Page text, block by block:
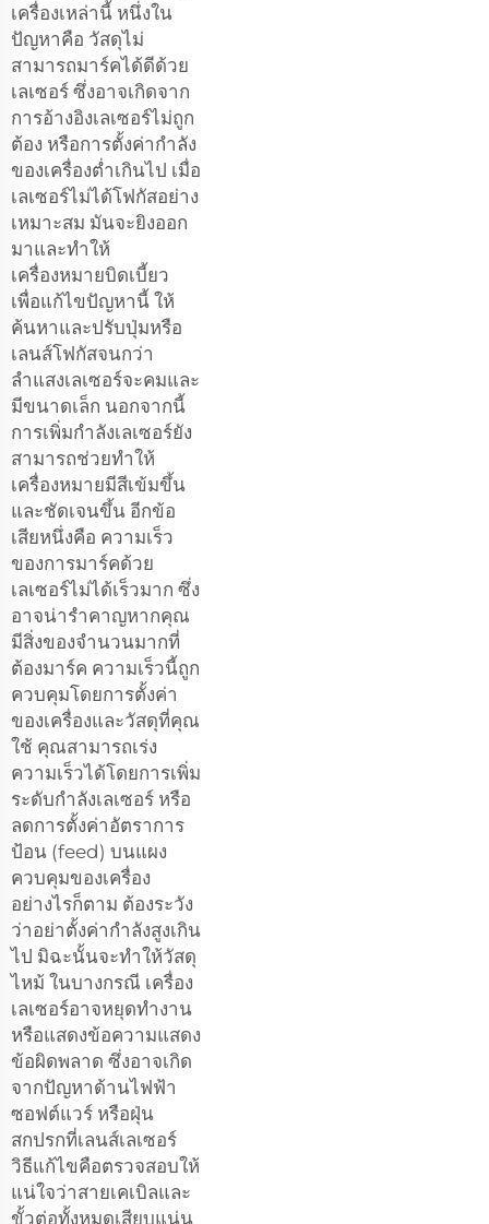
เครื่องเหล่านี้ หนึ่งใน
ปัญหาคือ วัสดุไม่
สามารถมาร์คได้ดีด้วย
เลเซอร์ ซึ่งอาจเกิดจาก
การอ้างอิงเลเซอร์ไม่ถูก
ต้อง หรือการตั้งค่ากำลัง
ของเครื่องต่ำเกินไป เมื่อ
เลเซอร์ไม่ได้โฟกัสอย่าง
เหมาะสม มันจะยิงออก
มาและทำให้
เครื่องหมายบิดเบี้ยว
เพื่อแก้ไขปัญหานี้ ให้
ค้นหาและปรับปุ่มหรือ
เลนส์โฟกัสจนกว่า
ลำแสงเลเซอร์จะคมและ
มีขนาดเล็ก นอกจากนี้
การเพิ่มกำลังเลเซอร์ยัง
สามารถช่วยทำให้
เครื่องหมายมีสีเข้มขึ้น
และชัดเจนขึ้น อีกข้อ
เสียหนึ่งคือ ความเร็ว
ของการมาร์คด้วย
เลเซอร์ไม่ได้เร็วมาก ซึ่ง
อาจน่ารำคาญหากคุณ
มีสิ่งของจำนวนมากที่
ต้องมาร์ค ความเร็วนี้ถูก
ควบคุมโดยการตั้งค่า
ของเครื่องและวัสดุที่คุณ
ใช้ คุณสามารถเร่ง
ความเร็วได้โดยการเพิ่ม
ระดับกำลังเลเซอร์ หรือ
ลดการตั้งค่าอัตราการ
ป้อน (feed) บนแผง
ควบคุมของเครื่อง
อย่างไรก็ตาม ต้องระวัง
ว่าอย่าตั้งค่ากำลังสูงเกิน
ไป มิฉะนั้นจะทำให้วัสดุ
ไหม้ ในบางกรณี เครื่อง
เลเซอร์อาจหยุดทำงาน
หรือแสดงข้อความแสดง
ข้อผิดพลาด ซึ่งอาจเกิด
จากปัญหาด้านไฟฟ้า
ซอฟต์แวร์ หรือฝุ่น
สกปรกที่เลนส์เลเซอร์
วิธีแก้ไขคือตรวจสอบให้
แน่ใจว่าสายเคเบิลและ
ขั้วต่อทั้งหมดเสียบแน่น